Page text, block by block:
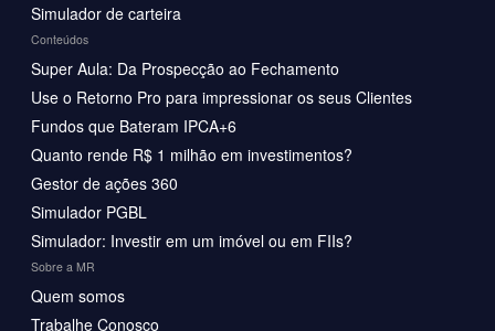
Simulador de carteira
Conteúdos
Super Aula: Da Prospecção ao Fechamento
Use o Retorno Pro para impressionar os seus Clientes
Fundos que Bateram IPCA+6
Quanto rende R$ 1 milhão em investimentos?
Gestor de ações 360
Simulador PGBL
Simulador: Investir em um imóvel ou em FIIs?
Sobre a MR
Quem somos
Trabalhe Conosco